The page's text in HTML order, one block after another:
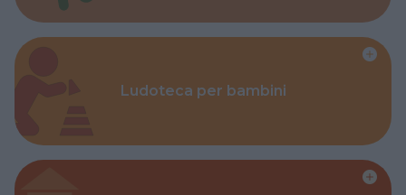
Ludoteca per bambini